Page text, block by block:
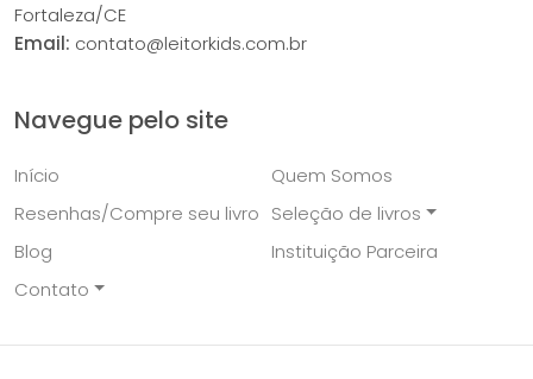
Fortaleza/CE
Email: contato@leitorkids.com.br
Navegue pelo site
Início
Quem Somos
Resenhas/Compre seu livro Seleção de livros
Blog
Instituição Parceira
Contato